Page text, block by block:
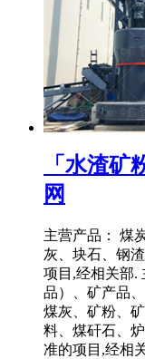
「水渣
网
主营产品： 煤
灰、块石、钢
项目,经相关部.
品）、矿产品
煤灰、矿粉、
料、煤矸石、
准的项目,经相